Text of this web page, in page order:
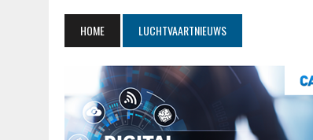
AUGUSTUS 5, 2026 | OEKRAÏENSE ANTONOV MOGELIJK
AUGUSTUS 5, 2026 | RAAMSTOELTJE IN DE
HOME LUCHTVAARTNIEUWS